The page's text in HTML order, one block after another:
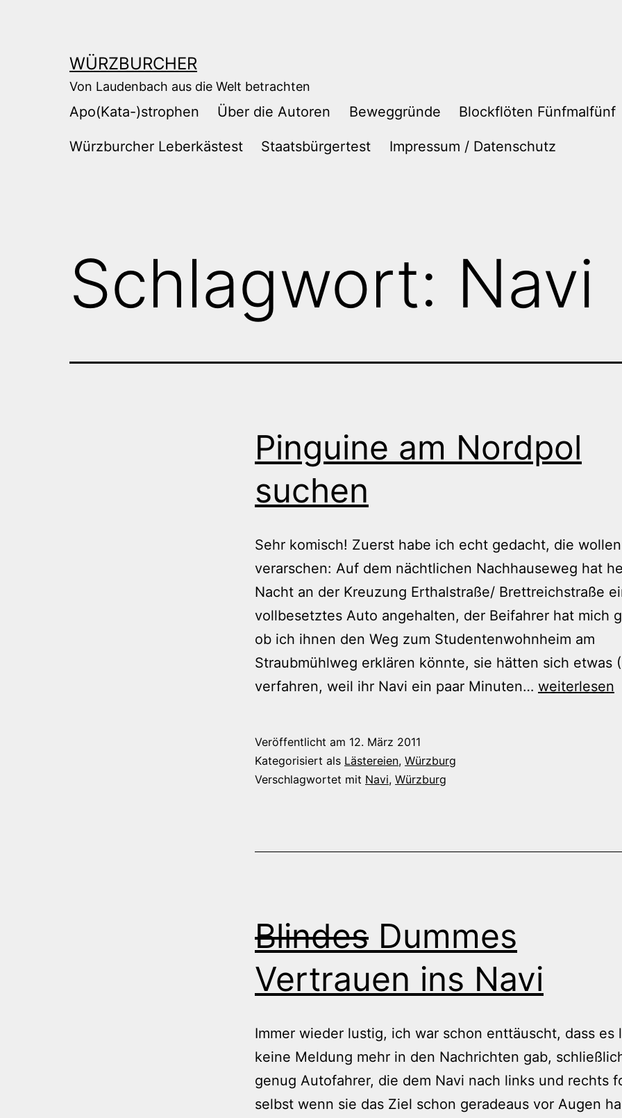
WÜRZBURCHER
Von Laudenbach aus die Welt betrachten
Apo(Kata-)strophen Über die Autoren Beweggründe Blockflöten Fünfmalfünf
Würzburcher Leberkästest Staatsbürgertest Impressum / Datenschutz
Schlagwort: Navi
Pinguine am Nordpol
suchen
Sehr komisch! Zuerst habe ich echt gedacht, die
verarschen: Auf dem nächtlichen Nachhauseweg hat
Nacht an der Kreuzung Erthalstraße/ Brettreichstraße
vollbesetztes Auto angehalten, der Beifahrer hat mich
ob ich ihnen den Weg zum Studentenwohnheim am
Straubmühlweg erklären könnte, sie hätten sich etwas
verfahren, weil ihr Navi ein paar Minuten… Pinguine
weiterlesen
Veröffentlicht am 12. März 2011
Kategorisiert als Lästereien, Würzburg
Verschlagwortet mit Navi, Würzburg
Blindes Dummes
Vertrauen ins Navi
Immer wieder lustig, ich war schon enttäuscht, dass es
keine Meldung mehr in den Nachrichten gab,
genug Autofahrer, die dem Navi nach links und rechts
selbst wenn sie das Ziel schon geradeaus vor Augen